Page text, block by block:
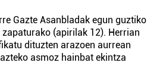
Gazte Asanbladak egun guztiko
(apirilak 12). Herrian
dituzten arazoen aurrean
asmoz hainbat ekintza